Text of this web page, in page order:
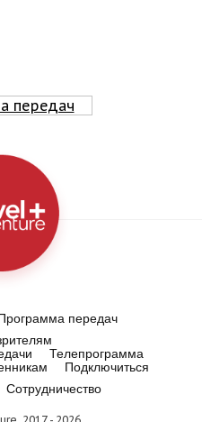
передач
передач
Телепрограмма
Подключиться
Сотрудничество